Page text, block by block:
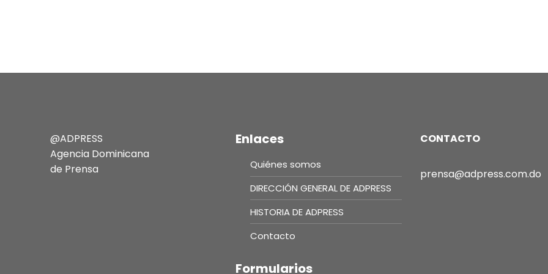
@ADPRESS
Agencia Dominicana
de Prensa
Enlaces
Quiénes somos
DIRECCIÓN GENERAL DE ADPRESS
HISTORIA DE ADPRESS
Contacto
Formularios
CONTACTO
prensa@adpress.com.do